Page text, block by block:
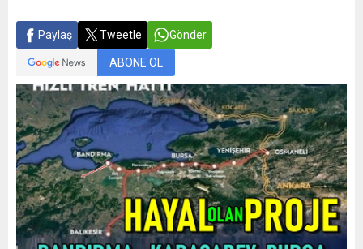
Paylaş Tweetle Gönder
ABONE OL